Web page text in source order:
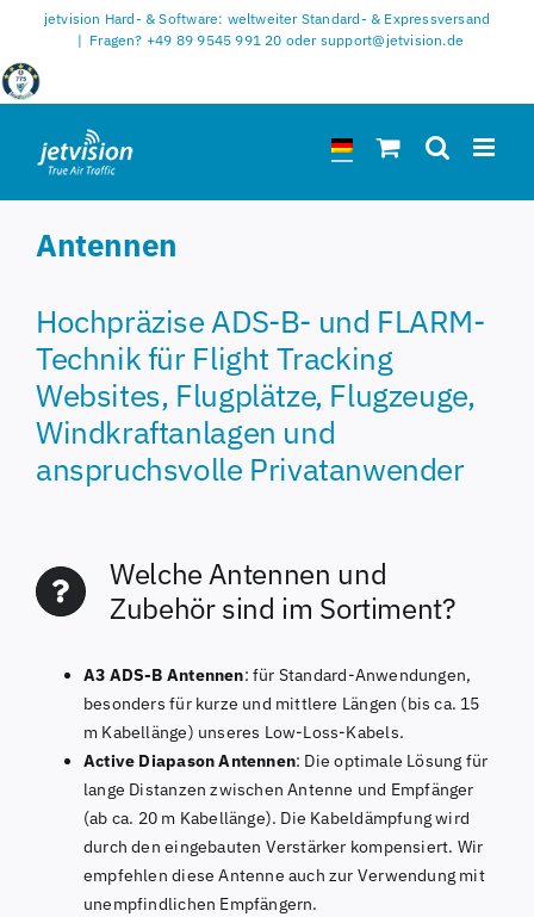
springen
jetvision Hard- & Software: weltweiter Standard- & Expressversand
| Fragen? +49 89 9545 991 20 oder support@jetvision.de
Antennen
Hochpräzise ADS-B- und FLARM-
Technik für Flight Tracking
Websites, Flugplätze, Flugzeuge,
Windkraftanlagen und
anspruchsvolle Privatanwender
Welche Antennen und
Zubehör sind im Sortiment?
A3 ADS-B Antennen: für Standard-Anwendungen,
besonders für kurze und mittlere Längen (bis ca. 15
m Kabellänge) unseres Low-Loss-Kabels.
Active Diapason Antennen: Die optimale Lösung für
lange Distanzen zwischen Antenne und Empfänger
(ab ca. 20 m Kabellänge). Die Kabeldämpfung wird
durch den eingebauten Verstärker kompensiert. Wir
empfehlen diese Antenne auch zur Verwendung mit
unempfindlichen Empfängern.